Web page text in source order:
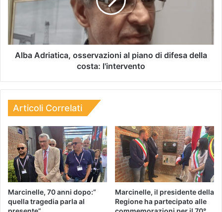
Alba Adriatica, osservazioni al piano di difesa della
costa: l'intervento
Articoli Correlati
Marcinelle, 70 anni dopo:”
quella tragedia parla al
Marcinelle, il presidente della
Regione ha partecipato alle